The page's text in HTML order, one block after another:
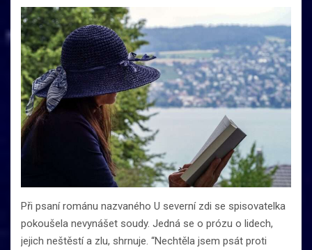
Při psaní románu nazvaného U severní zdi se spisovatelka
pokoušela nevynášet soudy. Jedná se o prózu o lidech,
jejich neštěstí a zlu, shrnuje. “Nechtěla jsem psát proti